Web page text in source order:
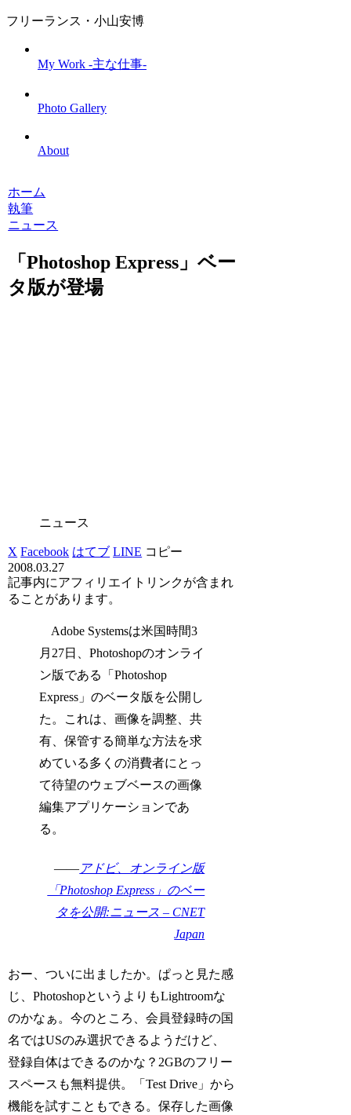
フリーランス・小山安博
My Work -主な仕事-
Photo Gallery
About
ホーム
執筆
ニュース
「Photoshop Express」ベー
タ版が登場
ニュース
X Facebook はてブ LINE コピー
2008.03.27
記事内にアフィリエイトリンクが含まれ
ることがあります。
Adobe Systemsは米国時間3
月27日、Photoshopのオンライ
ン版である「Photoshop
Express」のベータ版を公開し
た。これは、画像を調整、共
有、保管する簡単な方法を求
めている多くの消費者にとっ
て待望のウェブベースの画像
編集アプリケーションであ
る。
―― アドビ、オンライン版
「Photoshop Express」のベー
タを公開:ニュース – CNET
Japan
おー、ついに出ましたか。ぱっと見た感
じ、PhotoshopというよりもLightroomな
のかなぁ。今のところ、会員登録時の国
名ではUSのみ選択できるようだけど、
登録自体はできるのかな？2GBのフリー
スペースも無料提供。「Test Drive」から
機能を試すこともできる。保存した画像